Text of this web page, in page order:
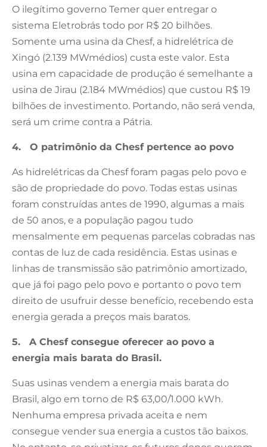
O ilegítimo governo Temer quer entregar o
sistema Eletrobrás todo por R$ 20 bilhões.
Somente uma usina da Chesf, a hidrelétrica de
Xingó (2.139 MWmédios) custa este valor. Esta
usina em capacidade de produção é semelhante a
usina de Jirau (2.184 MWmédios) que custou R$ 19
bilhões de investimento. Portando, não será venda,
será um crime contra a Pátria.
4. O patrimônio da Chesf pertence ao povo
As hidrelétricas da Chesf foram pagas pelo povo e
são de propriedade do povo. Todas estas usinas
foram construídas antes de 1990, algumas a mais
de 50 anos, e a população pagou tudo
mensalmente em pequenas parcelas cobradas nas
contas de luz de cada residência. Estas usinas e
linhas de transmissão são patrimônio amortizado,
que já foi pago pelo povo e portanto o povo tem
direito de usufruir desse benefício, recebendo esta
energia gerada a preços mais baratos.
5. A Chesf consegue oferecer ao povo a
energia mais barata do Brasil.
Suas usinas vendem a energia mais barata do
Brasil, algo em torno de R$ 63,00/1.000 kWh.
Nenhuma empresa privada aceita e nem
consegue vender sua energia a custos tão baixos.